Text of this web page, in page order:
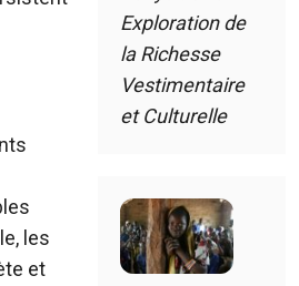
les
et
Exploration de
la Richesse
Vestimentaire
et Culturelle